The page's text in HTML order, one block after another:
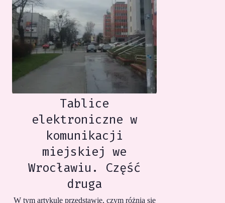
Tablice
elektroniczne w
komunikacji
miejskiej we
Wrocławiu. Część
druga
W tym artykule przedstawię, czym różnią się